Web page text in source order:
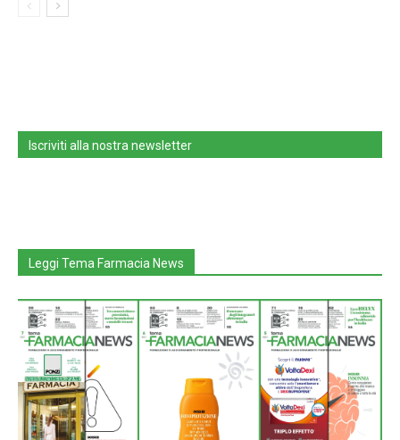
Iscriviti alla nostra newsletter
Leggi Tema Farmacia News